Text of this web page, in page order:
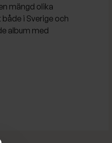
mängd olika
i Sverige och
album med